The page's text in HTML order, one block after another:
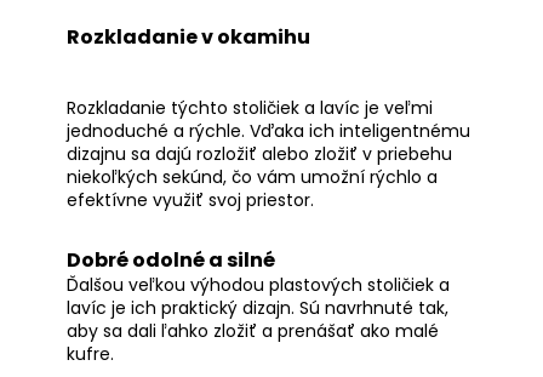
Rozkladanie v okamihu
Rozkladanie týchto stoličiek a lavíc je veľmi
jednoduché a rýchle. Vďaka ich inteligentnému
dizajnu sa dajú rozložiť alebo zložiť v priebehu
niekoľkých sekúnd, čo vám umožní rýchlo a
efektívne využiť svoj priestor.
Dobré odolné a silné
Ďalšou veľkou výhodou plastových stoličiek a
lavíc je ich praktický dizajn. Sú navrhnuté tak,
aby sa dali ľahko zložiť a prenášať ako malé
kufre.